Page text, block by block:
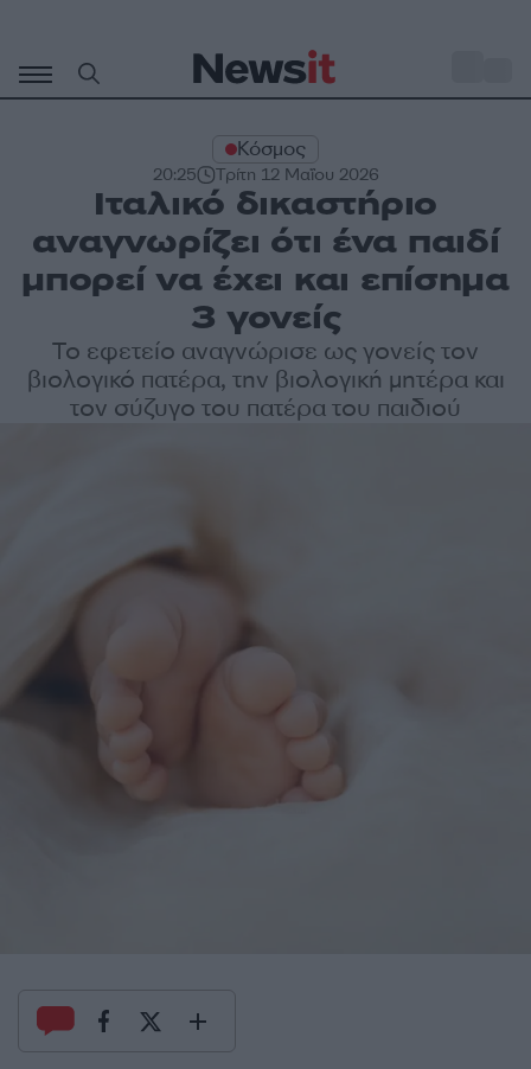
περιεχόμενο
Κόσμος
20:25 Τρίτη 12 Μαΐου 2026
Ιταλικό δικαστήριο
αναγνωρίζει ότι ένα παιδί
μπορεί να έχει και επίσημα
3 γονείς
Το εφετείο αναγνώρισε ως γονείς τον
βιολογικό πατέρα, την βιολογική μητέρα και
τον σύζυγο του πατέρα του παιδιού